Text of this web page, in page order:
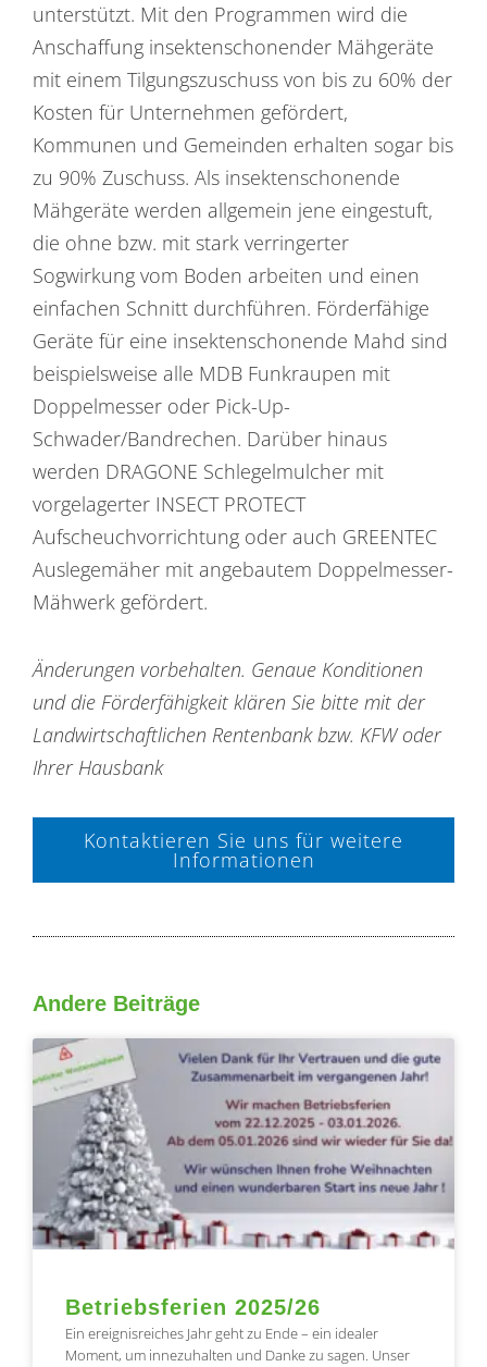
unterstützt. Mit den Programmen wird die
Anschaffung insektenschonender Mähgeräte
mit einem Tilgungszuschuss von bis zu 60% der
Kosten für Unternehmen gefördert,
Kommunen und Gemeinden erhalten sogar bis
zu 90% Zuschuss. Als insektenschonende
Mähgeräte werden allgemein jene eingestuft,
die ohne bzw. mit stark verringerter
Sogwirkung vom Boden arbeiten und einen
einfachen Schnitt durchführen. Förderfähige
Geräte für eine insektenschonende Mahd sind
beispielsweise alle MDB Funkraupen mit
Doppelmesser oder Pick-Up-
Schwader/Bandrechen. Darüber hinaus
werden DRAGONE Schlegelmulcher mit
vorgelagerter INSECT PROTECT
Aufscheuchvorrichtung oder auch GREENTEC
Auslegemäher mit angebautem Doppelmesser-
Mähwerk gefördert.
Änderungen vorbehalten. Genaue Konditionen
und die Förderfähigkeit klären Sie bitte mit der
Landwirtschaftlichen Rentenbank bzw. KFW oder
Ihrer Hausbank
Kontaktieren Sie uns für weitere
Informationen
Andere Beiträge
Betriebsferien 2025/26
Ein ereignisreiches Jahr geht zu Ende – ein idealer
Moment, um innezuhalten und Danke zu sagen. Unser
SeiteSeiteSeite
SeiteSeite